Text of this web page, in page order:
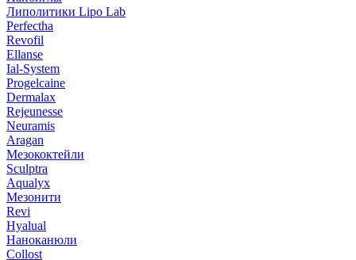
Липолитики Lipo Lab
Perfectha
Revofil
Ellanse
Ial-System
Progelcaine
Dermalax
Rejeunesse
Neuramis
Aragan
Мезококтейли
Sculptra
Aqualyx
Мезонити
Revi
Hyalual
Наноканюли
Collost